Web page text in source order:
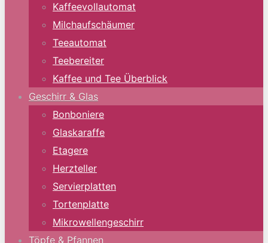
Kaffeevollautomat
Milchaufschäumer
Teeautomat
Teebereiter
Kaffee und Tee Überblick
Geschirr & Glas
Bonboniere
Glaskaraffe
Etagere
Herzteller
Servierplatten
Tortenplatte
Mikrowellengeschirr
Töpfe & Pfannen